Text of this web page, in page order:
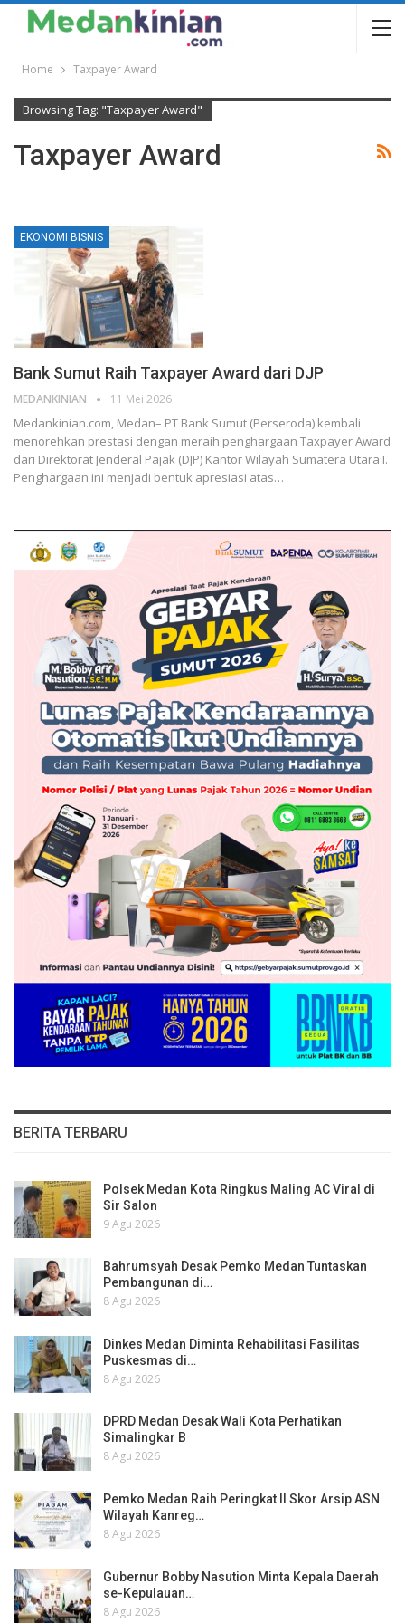
Home Taxpayer Award
Browsing Tag: "Taxpayer Award"
Taxpayer Award
EKONOMI BISNIS
Bank Sumut Raih Taxpayer Award dari DJP
MEDANKINIAN 11 Mei 2026
Medankinian.com, Medan– PT Bank Sumut (Perseroda) kembali
menorehkan prestasi dengan meraih penghargaan Taxpayer Award
dari Direktorat Jenderal Pajak (DJP) Kantor Wilayah Sumatera Utara I.
Penghargaan ini menjadi bentuk apresiasi atas…
BERITA TERBARU
Polsek Medan Kota Ringkus Maling AC Viral di
Sir Salon
9 Agu 2026
Bahrumsyah Desak Pemko Medan Tuntaskan
Pembangunan di…
8 Agu 2026
Dinkes Medan Diminta Rehabilitasi Fasilitas
Puskesmas di…
8 Agu 2026
DPRD Medan Desak Wali Kota Perhatikan
Simalingkar B
8 Agu 2026
Pemko Medan Raih Peringkat II Skor Arsip ASN
Wilayah Kanreg…
8 Agu 2026
Gubernur Bobby Nasution Minta Kepala Daerah
se-Kepulauan…
8 Agu 2026